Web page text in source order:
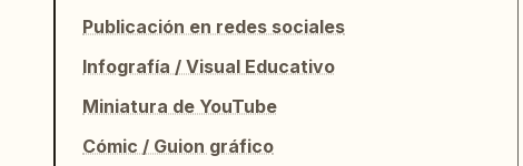
Publicación en redes sociales
Infografía / Visual Educativo
Miniatura de YouTube
Cómic / Guion gráfico